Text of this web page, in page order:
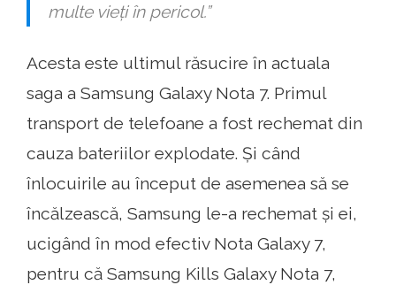
multe vieți în pericol.”
Acesta este ultimul răsucire în actuala
saga a Samsung Galaxy Nota 7. Primul
transport de telefoane a fost rechemat din
cauza bateriilor explodate. Și când
înlocuirile au început de asemenea să se
încălzească, Samsung le-a rechemat și ei,
ucigând în mod efectiv Nota Galaxy 7,
pentru că Samsung Kills Galaxy Nota 7,